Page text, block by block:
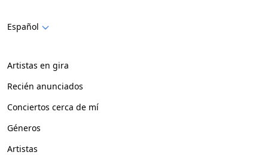
Español
Artistas en gira
Recién anunciados
Conciertos cerca de mí
Géneros
Artistas